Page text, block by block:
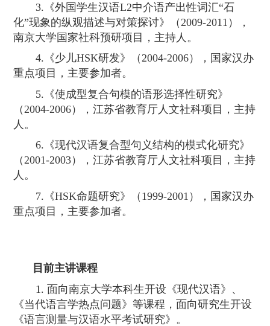
3. 《外国学生汉语L2中介语产出性词汇“石
化”现象的纵观描述与对策探讨》（ 2009-2011 ），
南京大学国家社科预研项目，主持人。
4. 《少儿HSK研发》（2004-2006），国家汉办
重点项目，主要参加者。
5. 《使成型复合句模的语形选择性研究》
（ 2004-2006），江苏省教育厅人文社科项目，主持
人。
6. 《现代汉语复合型句义结构的模式化研究》
（2001-2003），江苏省教育厅人文社科项目，主持
人。
7. 《HSK命题研究》（ 1999-2001 ），国家汉办
重点项目，主要参加者。
目前主讲课程
1. 面向南京大学本科生开设《现代汉语》、
《当代语言学热点问题》等课程，面向研究生开设
《语言测量与汉语水平考试研究》。